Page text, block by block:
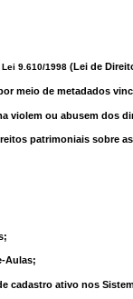
Lei 9.610/1998 (Lei de
meio de metadados
violem ou abusem dos
patrimoniais sobre
Aulas;
cadastro ativo nos